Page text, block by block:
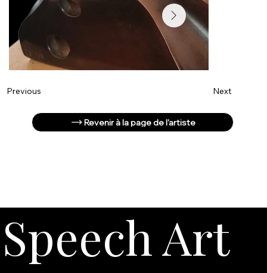
Previous Next
Revenir à la page de l'artiste
Speech Art